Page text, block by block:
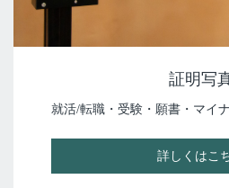
証明写
就活/転職・受験・願書・マイ
詳しくはこ